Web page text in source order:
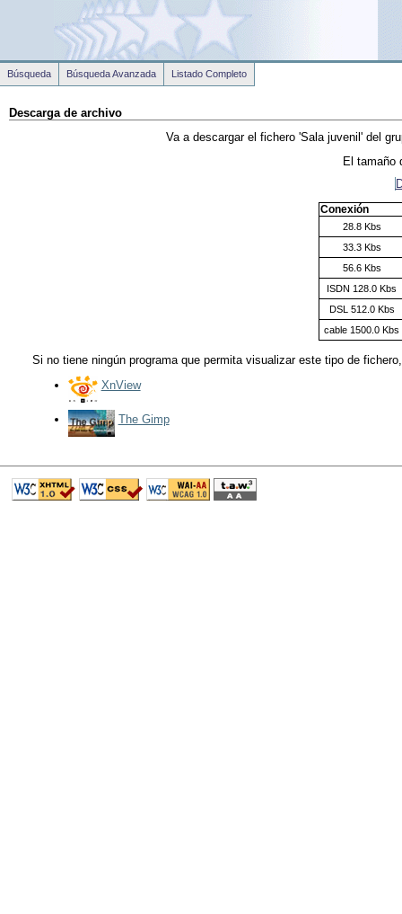
Descarga de archivo
Va a descargar el fichero 'Sala juvenil' del
El tamaño
Conexión
28.8 Kbs
33.3 Kbs
56.6 Kbs
ISDN 128.0 Kbs
DSL 512.0 Kbs
cable 1500.0 Kbs
Si no tiene ningún programa que permita visualizar este tipo de
XnView
The Gimp
Búsqueda Búsqueda Avanzada Listado Completo